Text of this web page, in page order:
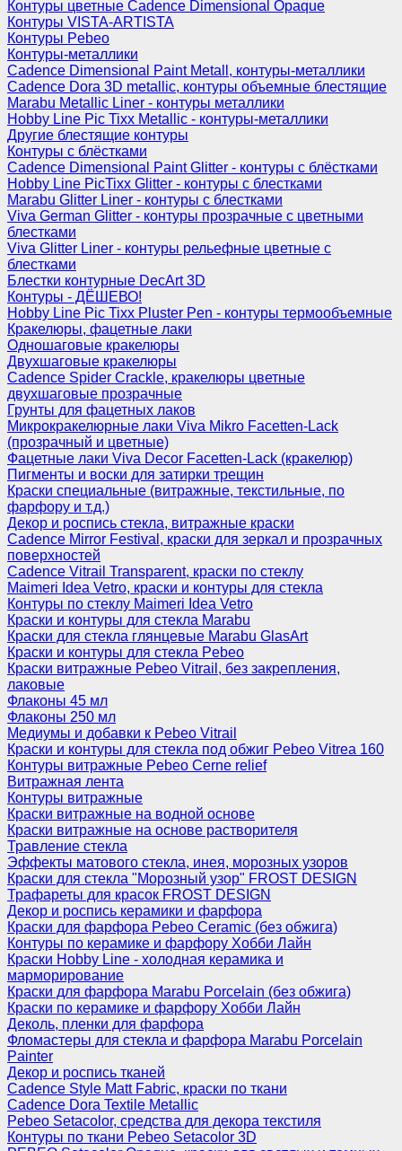
Контуры цветные Cadence Dimensional Opaque
Контуры VISTA-ARTISTA
Контуры Pebeo
Контуры-металлики
Cadence Dimensional Paint Metall, контуры-металлики
Cadence Dora 3D metallic, контуры объемные блестящие
Marabu Metallic Liner - контуры металлики
Hobby Line Pic Tixx Metallic - контуры-металлики
Другие блестящие контуры
Контуры с блёстками
Cadence Dimensional Paint Glitter - контуры с блёстками
Hobby Line PicTixx Glitter - контуры с блестками
Marabu Glitter Liner - контуры с блестками
Viva German Glitter - контуры прозрачные с цветными
блестками
Viva Glitter Liner - контуры рельефные цветные с
блестками
Блестки контурные DecArt 3D
Контуры - ДЁШЕВО!
Hobby Line Pic Tixx Pluster Pen - контуры термообъемные
Кракелюры, фацетные лаки
Одношаговые кракелюры
Двухшаговые кракелюры
Cadence Spider Crackle, кракелюры цветные
двухшаговые прозрачные
Грунты для фацетных лаков
Микрокракелюрные лаки Viva Mikro Facetten-Lack
(прозрачный и цветные)
Фацетные лаки Viva Decor Facetten-Lack (кракелюр)
Пигменты и воски для затирки трещин
Краски специальные (витражные, текстильные, по
фарфору и т.д.)
Декор и роспись стекла, витражные краски
Cadence Mirror Festival, краски для зеркал и прозрачных
поверхностей
Cadence Vitrail Transparent, краски по стеклу
Maimeri Idea Vetro, краски и контуры для стекла
Контуры по стеклу Maimeri Idea Vetro
Краски и контуры для стекла Marabu
Краски для стекла глянцевые Marabu GlasArt
Краски и контуры для стекла Pebeo
Краски витражные Pebeo Vitrail, без закрепления,
лаковые
Флаконы 45 мл
Флаконы 250 мл
Медиумы и добавки к Pebeo Vitrail
Краски и контуры для стекла под обжиг Pebeo Vitrea 160
Контуры витражные Pebeo Cerne relief
Витражная лента
Контуры витражные
Краски витражные на водной основе
Краски витражные на основе растворителя
Травление стекла
Эффекты матового стекла, инея, морозных узоров
Краски для стекла "Морозный узор" FROST DESIGN
Трафареты для красок FROST DESIGN
Декор и роспись керамики и фарфора
Краски для фарфора Pebeo Ceramic (без обжига)
Контуры по керамике и фарфору Хобби Лайн
Краски Hobby Line - холодная керамика и
марморирование
Краски для фарфора Marabu Porcelain (без обжига)
Краски по керамике и фарфору Хобби Лайн
Деколь, пленки для фарфора
Фломастеры для стекла и фарфора Marabu Porcelain
Painter
Декор и роспись тканей
Cadence Style Matt Fabric, краски по ткани
Cadence Dora Textile Metallic
Pebeo Setacolor, средства для декора текстиля
Контуры по ткани Pebeo Setacolor 3D